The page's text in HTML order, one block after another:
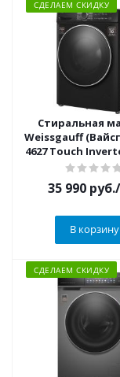
СДЕЛАЕМ СКИДКУ
Стиральная
Weissgauff
4627 Touch
Black
35 990 руб.
В корзину
СДЕЛАЕМ СКИДКУ